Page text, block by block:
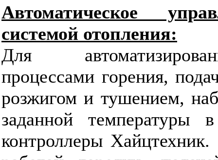
Автоматическое
системой отопления:
Для
процессами горения,
розжигом и тушением,
заданной температуры
контроллеры Хайцтехник.